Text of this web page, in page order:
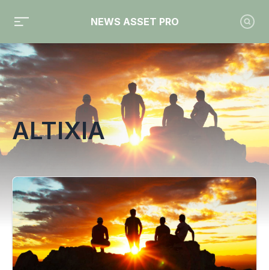
NEWS ASSET PRO
Toute l'actualité sur le tag "Altixia"
ALTIXIA